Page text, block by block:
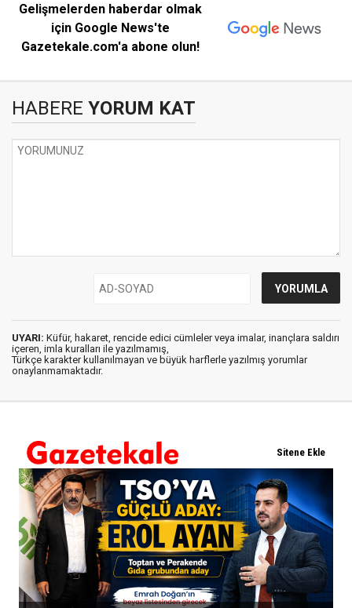
Gelişmelerden haberdar olmak
için Google News'te
Gazetekale.com'a abone olun!
HABERE YORUM KAT
UYARI: Küfür, hakaret, rencide edici cümleler veya imalar, inançlara saldırı
içeren, imla kuralları ile yazılmamış,
Türkçe karakter kullanılmayan ve büyük harflerle yazılmış yorumlar
onaylanmamaktadır.